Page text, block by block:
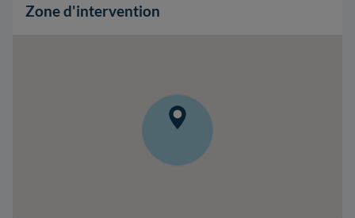
Zone d'intervention